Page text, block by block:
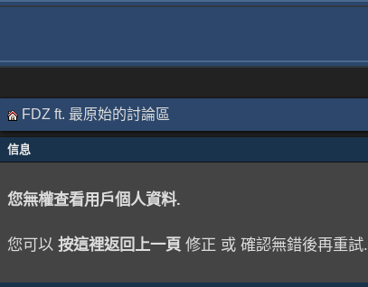
FDZ ft. 最原始的討論區
信息
您無權查看用戶個人資料.
您可以 按這裡返回上一頁 修正 或 確認無錯後再重試.